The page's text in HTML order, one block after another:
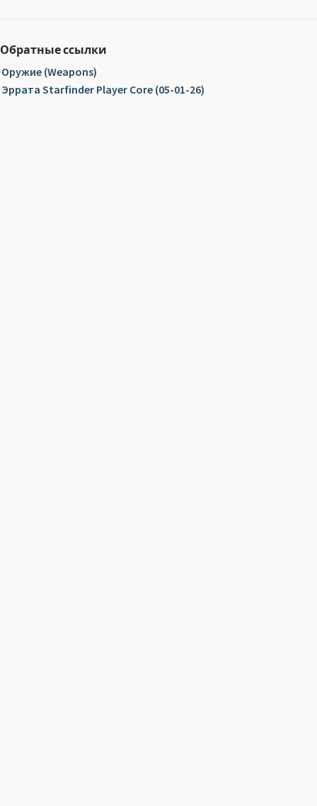
Обратные ссылки
Оружие (Weapons)
Эррата Starfinder Player Core (05-01-26)